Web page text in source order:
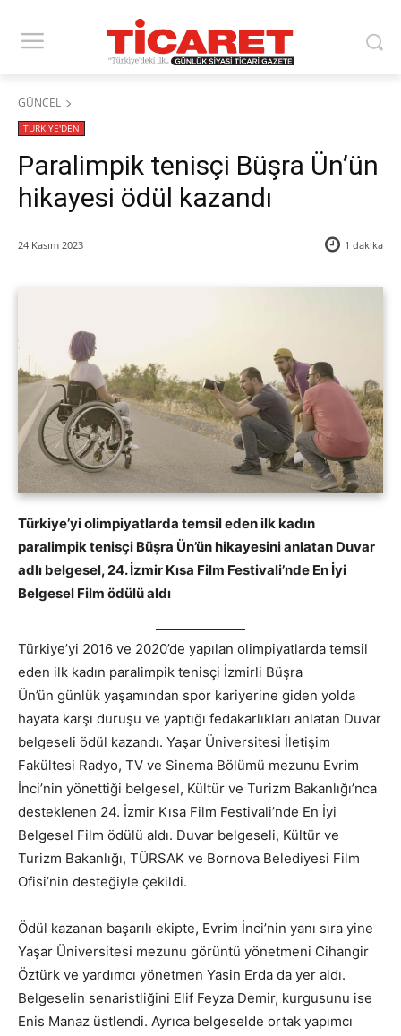
GÜNCEL
TÜRKİYE'DEN
Paralimpik tenisçi Büşra Ün’ün
hikayesi ödül kazandı
24 Kasım 2023 1 dakika
Türkiye’yi olimpiyatlarda temsil eden ilk kadın
paralimpik tenisçi Büşra Ün’ün hikayesini anlatan Duvar
adlı belgesel, 24. İzmir Kısa Film Festivali’nde En İyi
Belgesel Film ödülü aldı
Türkiye’yi 2016 ve 2020’de yapılan olimpiyatlarda temsil
eden ilk kadın paralimpik tenisçi İzmirli Büşra
Ün’ün günlük yaşamından spor kariyerine giden yolda
hayata karşı duruşu ve yaptığı fedakarlıkları anlatan Duvar
belgeseli ödül kazandı. Yaşar Üniversitesi İletişim
Fakültesi Radyo, TV ve Sinema Bölümü mezunu Evrim
İnci’nin yönettiği belgesel, Kültür ve Turizm Bakanlığı’nca
desteklenen 24. İzmir Kısa Film Festivali’nde En İyi
Belgesel Film ödülü aldı. Duvar belgeseli, Kültür ve
Turizm Bakanlığı, TÜRSAK ve Bornova Belediyesi Film
Ofisi’nin desteğiyle çekildi.
Ödül kazanan başarılı ekipte, Evrim İnci’nin yanı sıra yine
Yaşar Üniversitesi mezunu görüntü yönetmeni Cihangir
Öztürk ve yardımcı yönetmen Yasin Erda da yer aldı.
Belgeselin senaristliğini Elif Feyza Demir, kurgusunu ise
Enis Manaz üstlendi. Ayrıca belgeselde ortak yapımcı